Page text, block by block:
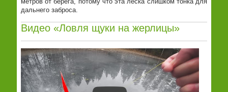
дальнего заброса.
Видео «Ловля щуки на жерлицы»